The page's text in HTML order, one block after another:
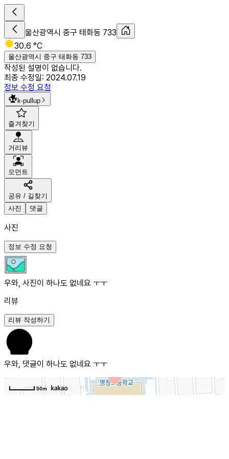
울산광역시 중구 태화동 733
30.6 °C
울산광역시 중구 태화동 733
작성된 설명이 없습니다.
최종 수정일: 2024.07.19
정보 수정 요청
k-pullup
즐겨찾기
거리뷰
모먼트
공유 / 길찾기
사진
댓글
사진
정보 수정 요청
우와, 사진이 하나도 없네요 ㅜㅜ
리뷰
리뷰 작성하기
우와, 댓글이 하나도 없네요 ㅜㅜ
50m